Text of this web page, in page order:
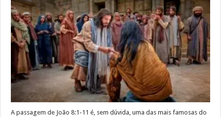
A passagem de João 8:1-11 é, sem dúvida, uma das mais famosas do